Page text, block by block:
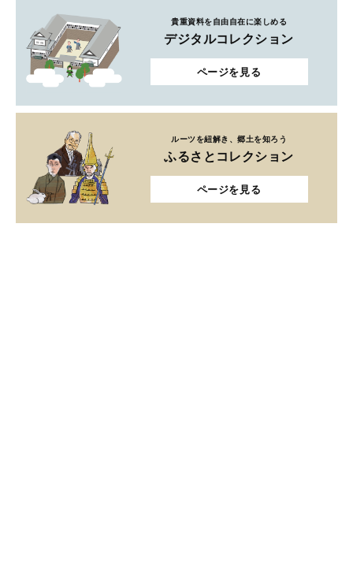
貴重資料を自由自在に楽しめる
デジタルコレクション
ページを見る
ルーツを紐解き、郷土を知ろう
ふるさとコレクション
ページを見る